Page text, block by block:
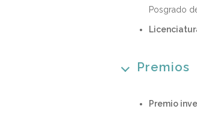
Posgrado
Premios
Premio